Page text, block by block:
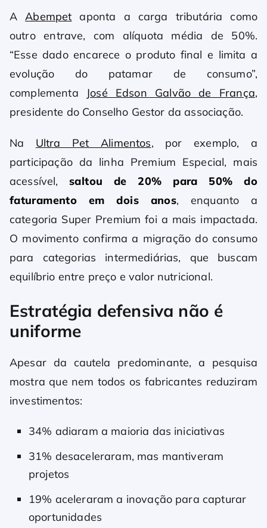
AAbempet aponta a carga tributária como
outro entrave, com alíquota média de 50%.
“Esse dado encarece o produto final e limita a
evolução do patamar de consumo”,
complementa José Edson Galvão de França,
presidente do Conselho Gestor da associação.
Na Ultra Pet Alimentos, por exemplo, a
participação da linha Premium Especial, mais
acessível,saltou de 20% para 50% do
faturamento em dois anos, enquanto a
categoria Super Premium foi a mais impactada.
O movimento confirma a migração do consumo
para categorias intermediárias, que buscam
equilíbrio entre preço e valor nutricional.
Estratégia defensiva não é
uniforme
Apesar da cautela predominante, a pesquisa
mostra que nem todos os fabricantes reduziram
investimentos:
34% adiaram a maioria das iniciativas
31% desaceleraram, mas mantiveram
projetos
19% aceleraram a inovação para capturar
oportunidades